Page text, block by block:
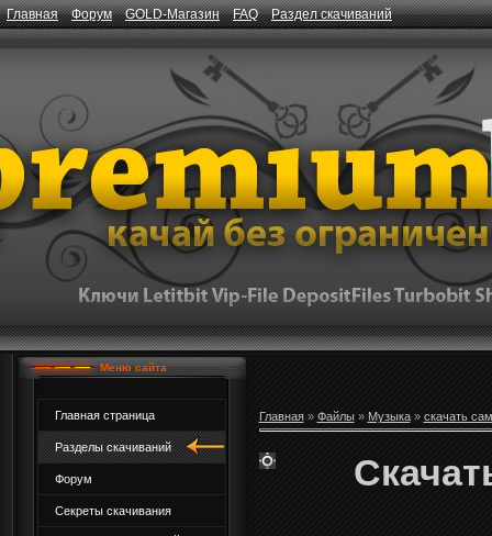
Главная Форум GOLD-Магазин FAQ Раздел скачиваний
Меню сайта
Главная страница
Разделы скачиваний
Форум
Секреты скачивания
Главная» Файлы» Музыка» скачать